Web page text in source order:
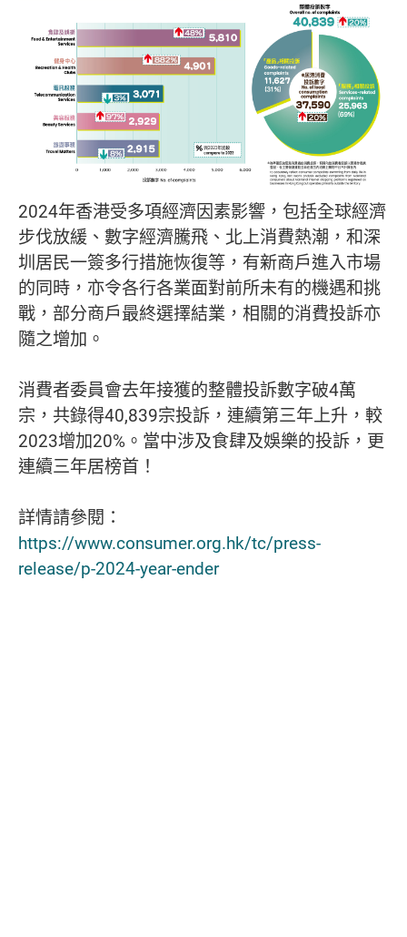
2024年香港受多項經濟因素影響，包括全球經濟
步伐放緩、數字經濟騰飛、北上消費熱潮，和深
圳居民一簽多行措施恢復等，有新商戶進入市場
的同時，亦令各行各業面對前所未有的機遇和挑
戰，部分商戶最終選擇結業，相關的消費投訴亦
隨之增加。
消費者委員會去年接獲的整體投訴數字破4萬
宗，共錄得40,839宗投訴，連續第三年上升，較
2023增加20%。當中涉及食肆及娛樂的投訴，更
連續三年居榜首！
詳情請參閱：
https://www.consumer.org.hk/tc/press-
release/p-2024-year-ender